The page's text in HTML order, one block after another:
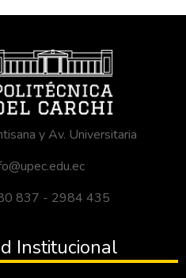
y Av. Universitaria
837 - 2984 435
Institucional